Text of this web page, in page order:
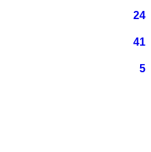
24
41
5